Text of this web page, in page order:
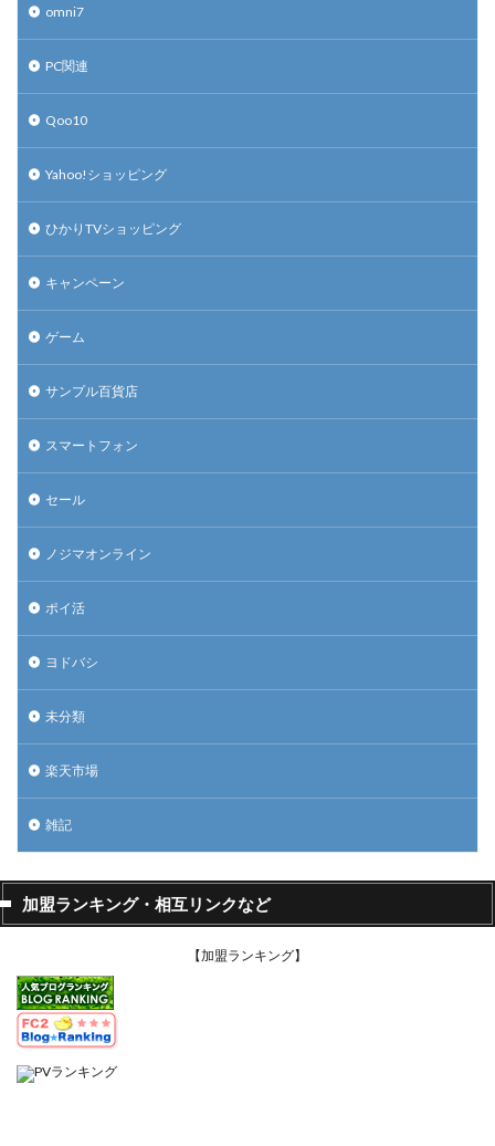
omni7
PC関連
Qoo10
Yahoo!ショッピング
ひかりTVショッピング
キャンペーン
ゲーム
サンプル百貨店
スマートフォン
セール
ノジマオンライン
ポイ活
ヨドバシ
未分類
楽天市場
雑記
加盟ランキング・相互リンクなど
【加盟ランキング】